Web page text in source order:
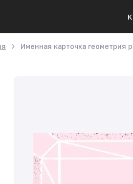
Именная карточка геометрия